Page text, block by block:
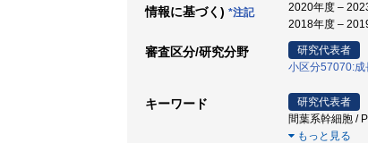
情報に基づく) *注記
2020年度 –
2018年度 –
審査区分/研究分野
研究代表者
小区分57070:成
キーワード
研究代表者
間葉系幹細胞 /
もっと見る